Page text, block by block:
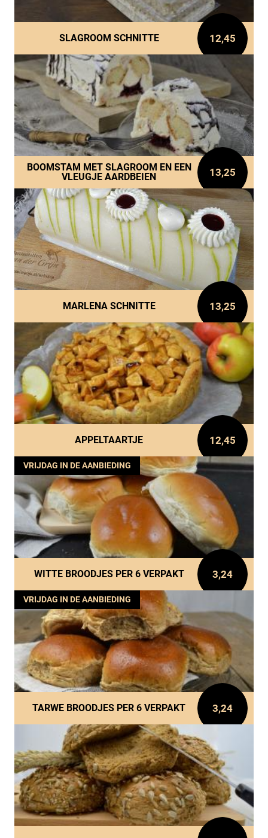
SLAGROOM SCHNITTE 12,45
BOOMSTAM MET SLAGROOM EN EEN
VLEUGJE AARDBEIEN
13,25
MARLENA SCHNITTE 13,25
APPELTAARTJE 12,45
VRIJDAG IN DE AANBIEDING
WITTE BROODJES PER 6 VERPAKT 3,24
VRIJDAG IN DE AANBIEDING
TARWE BROODJES PER 6 VERPAKT 3,24